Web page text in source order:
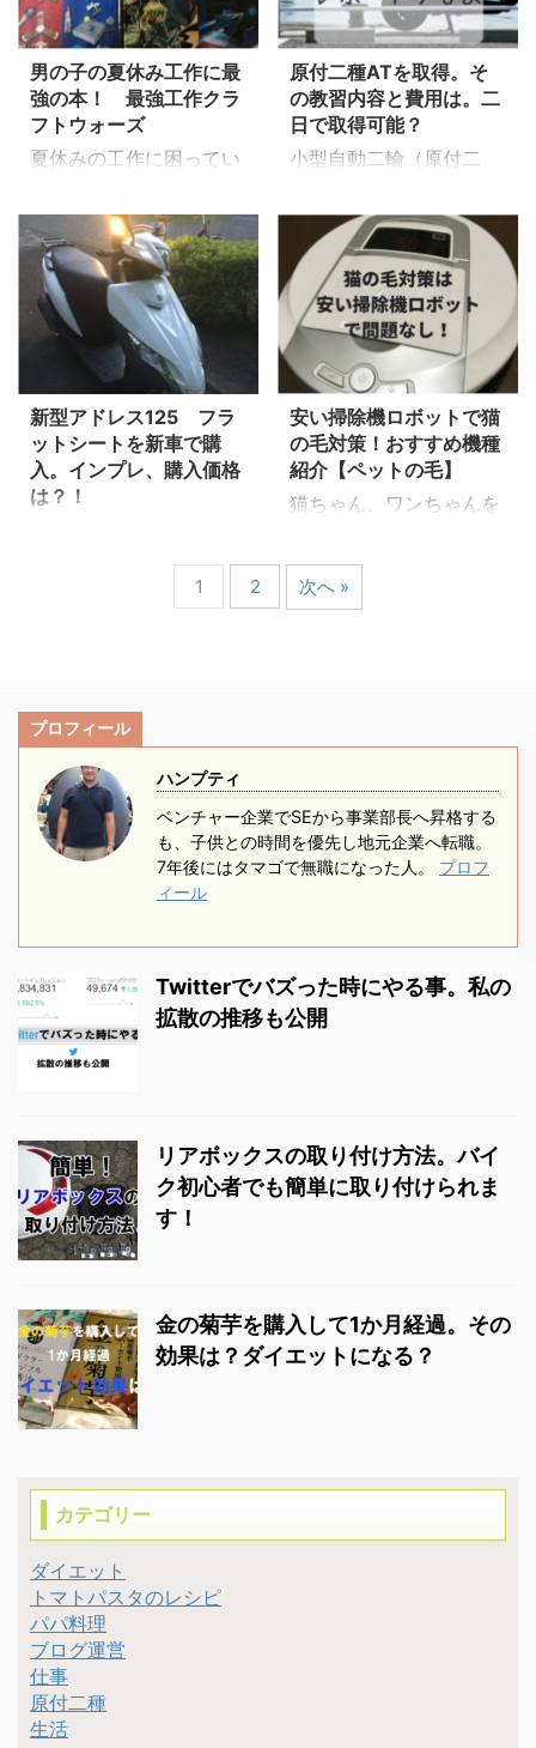
プティ個人的にジェット
はガッチ ...
からない」と言われて目
のまえが真っ暗になりま
した。 &nbsp ...
ットと言えばちょっと見
た目がダサいくらいでは
ないでしょうか？ 今回
はアドレス125にあった
リアボックスを私が探し
た時の ポイント リアボ
はどれくらいがいい？ 選
ぶ基準は？ 取り付けは自
分でできる？ このあたり
を解説できればと思いま
す。 リアボックスに関
する別記事も書いていま
実した生活が送れるよう
になりました。やめる決
断した理由、近場転職の
メリット、デメリットを
書いてみようと思いま
す。 現在無職なので前
都内企業として書いてい
きます。 自己紹介 職業
はシステムエンジニアで
す 前々職はWEB系ベン
チャーのシステムエンジ
ニアでした。 ベンチャ
ーのイメー ...
男の子の夏休み工作に最
強の本！ 最強工作クラ
フトウォーズ
夏休みの工作に困ってい
作の本はいかがですか？
この本、息子さん興奮
必死！ 中を開いて息子は
興奮のあまり叫んでいま
した。 最強工作クラフ
トウォーズ この本をみて
お父さんもワクワクして
しまいました。 男心をく
すぐる男の子向けの工作
本です。 リンク先には一
部中身のページが紹介さ
大好きな2ストーリーコ
ンセプト 大きく二つのス
いるあたりこだわ ...
原付二種ATを取得。そ
の教習内容と費用は。二
日で取得可能？
小型自動二輪（原付二
どんな教習内容なんだろ
う？ と思っているあな
た。 今年、実際に免許
をとりに教習所に通った
私が紹介したいと思いま
す。 我が家の子供は5
年生娘、3年生息子。次
第に習い事が多様化して
きました。 車通勤の妻に
アレコレ言われないよう
考えた結果、原付二種の
しにいきました。 ※二人
乗りは規制があります。
免許取得1年後からで
新型アドレス125 フラ
ットシートを新車で購
入。インプレ、購入価格
は？！
いに行きました。 新型ア
ドレス125 フラットシ
格も載せています。 今
デイからの乗り換え。 そ
の乗り心地など感想を書
いていきたいと思いま
す。 原付から乗り換え
に最適なバイク！ まず最
んとかなるっていうケー
スも多いと思います。 バ
イクでの通勤が15分以上
かかる これ ...
安い掃除機ロボットで猫
の毛対策！おすすめ機種
紹介【ペットの毛】
猫ちゃん、ワンちゃんを
対策はどうしています
か？ 我が家は猫が3匹い
ます。 そんなに広くない
い、靴下で歩いただけで
毛だらけ。 共働きの我
が家では毎日掃除機をか
けるなんてこともでき
うと、ロボット掃除機を
買って大満足です。 家に
1 2 次へ »
プロフィール
ハンプティ
ベンチャー企業でSEから事業部長へ昇格する
も、子供との時間を優先し地元企業へ転職。
7年後にはタマゴで無職になった人。 プロフ
ィール
Twitterでバズった時にやる事。私の
拡散の推移も公開
リアボックスの取り付け方法。バイ
ク初心者でも簡単に取り付けられま
す！
金の菊芋を購入して1か月経過。その
効果は？ダイエットになる？
カテゴリー
ダイエット
トマトパスタのレシピ
パパ料理
ブログ運営
仕事
原付二種
生活